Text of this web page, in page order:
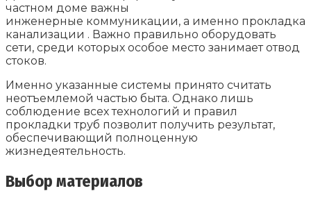
частном доме важны
инженерные коммуникации, а именно прокладка
канализации . Важно правильно оборудовать
сети, среди которых особое место занимает отвод
стоков.
Именно указанные системы принято считать
неотъемлемой частью быта. Однако лишь
соблюдение всех технологий и правил
прокладки труб позволит получить результат,
обеспечивающий полноценную
жизнедеятельность.
Выбор материалов